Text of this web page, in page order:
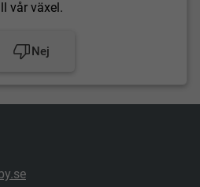
vår växel.
Nej